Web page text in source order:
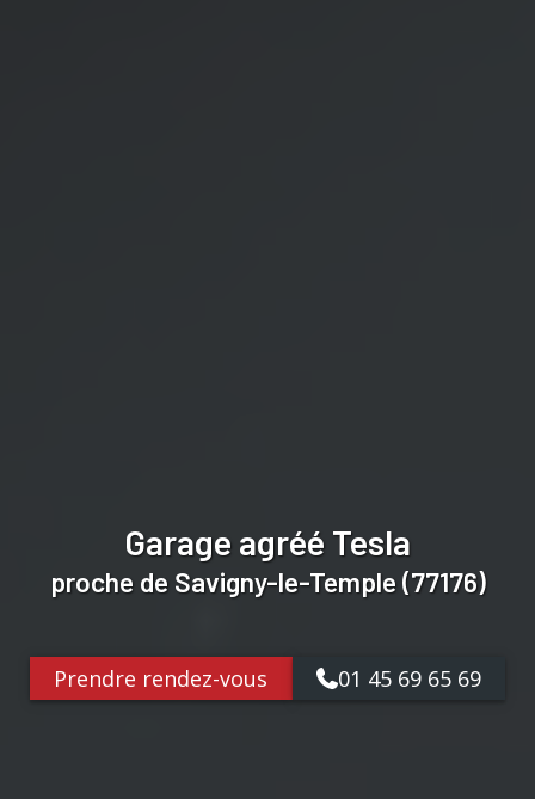
Garage agréé Tesla
proche de Savigny-le-Temple (77176)
Prendre rendez-vous 01 45 69 65 69